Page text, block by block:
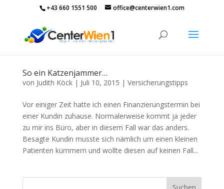
+43 660 1551 500 office@centerwien1.com
So ein Katzenjammer…
von Judith Köck| Juli 10, 2015 | Versicherungstipps
Vor einiger Zeit hatte ich einen Finanzierungstermin bei
einer Kundin zuhause. Normalerweise kommt ja jeder
zu mir ins Büro, aber in diesem Fall war das anders.
Besagte Kundin musste sich nämlich um einen kleinen
Patienten kümmern und wollte diesen auf keinen Fall...